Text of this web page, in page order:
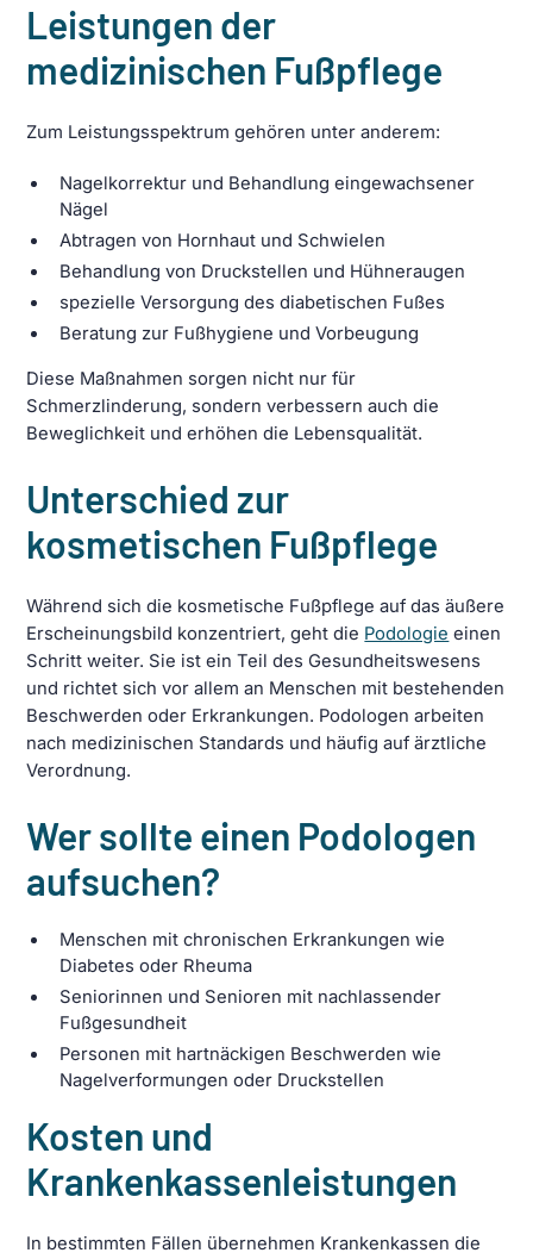
Leistungen der
medizinischen Fußpflege
Zum Leistungsspektrum gehören unter anderem:
Nagelkorrektur und Behandlung eingewachsener
Nägel
Abtragen von Hornhaut und Schwielen
Behandlung von Druckstellen und Hühneraugen
spezielle Versorgung des diabetischen Fußes
Beratung zur Fußhygiene und Vorbeugung
Diese Maßnahmen sorgen nicht nur für
Schmerzlinderung, sondern verbessern auch die
Beweglichkeit und erhöhen die Lebensqualität.
Unterschied zur
kosmetischen Fußpflege
Während sich die kosmetische Fußpflege auf das äußere
Erscheinungsbild konzentriert, geht die Podologie einen
Schritt weiter. Sie ist ein Teil des Gesundheitswesens
und richtet sich vor allem an Menschen mit bestehenden
Beschwerden oder Erkrankungen. Podologen arbeiten
nach medizinischen Standards und häufig auf ärztliche
Verordnung.
Wer sollte einen Podologen
aufsuchen?
Menschen mit chronischen Erkrankungen wie
Diabetes oder Rheuma
Seniorinnen und Senioren mit nachlassender
Fußgesundheit
Personen mit hartnäckigen Beschwerden wie
Nagelverformungen oder Druckstellen
Kosten und
Krankenkassenleistungen
In bestimmten Fällen übernehmen Krankenkassen die